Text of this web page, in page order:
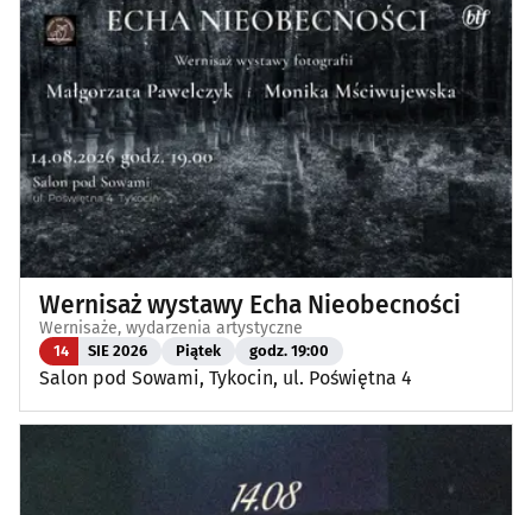
Wernisaż wystawy Echa Nieobecności
Wernisaże, wydarzenia artystyczne
14 SIE 2026 Piątek godz. 19:00
Salon pod Sowami, Tykocin, ul. Poświętna 4